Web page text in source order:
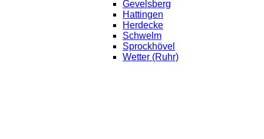
Gevelsberg
Hattingen
Herdecke
Schwelm
Sprockhövel
Wetter (Ruhr)